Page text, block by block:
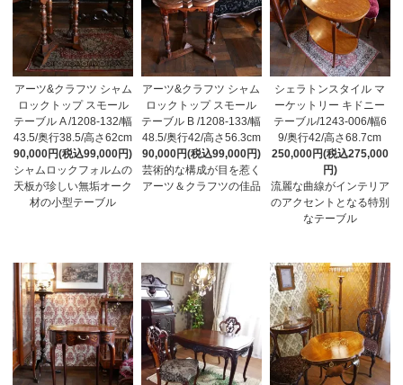
アーツ&クラフツ シャム
ロックトップ スモール
テーブル A /1208-132/幅
43.5/奥行38.5/高さ62cm
90,000円(税込99,000円)
シャムロックフォルムの
天板が珍しい無垢オーク
材の小型テーブル
アーツ&クラフツ シャム
ロックトップ スモール
テーブル B /1208-133/幅
48.5/奥行42/高さ56.3cm
90,000円(税込99,000円)
芸術的な構成が目を惹く
アーツ＆クラフツの佳品
シェラトンスタイル マ
ーケットリー キドニー
テーブル/1243-006/幅6
9/奥行42/高さ68.7cm
250,000円(税込275,000
円)
流麗な曲線がインテリア
のアクセントとなる特別
なテーブル